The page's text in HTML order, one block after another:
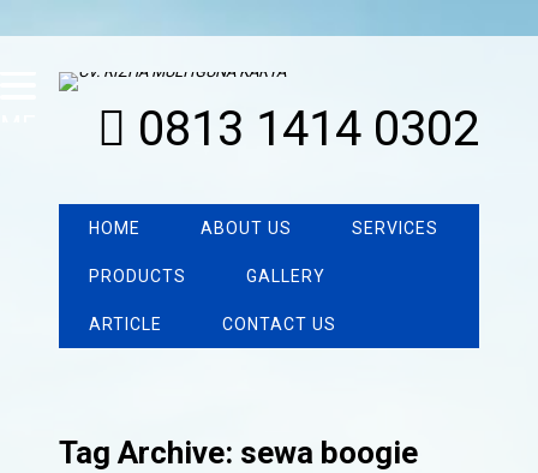
0813 1414 0302
HOME ABOUT US SERVICES
PRODUCTS GALLERY
ARTICLE CONTACT US
Tag Archive: sewa boogie